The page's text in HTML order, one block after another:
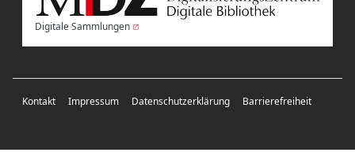
Digitale Sammlungen
Kontakt Impressum Datenschutzerklärung Barrierefreiheit